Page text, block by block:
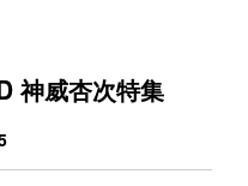
神威杏次特集